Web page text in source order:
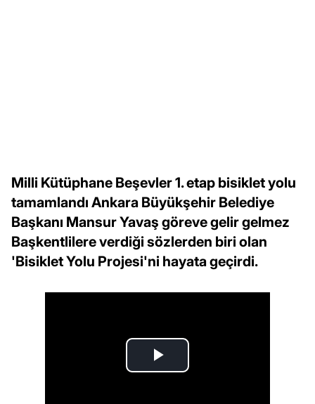
Milli Kütüphane Beşevler 1. etap bisiklet yolu
tamamlandı Ankara Büyükşehir Belediye
Başkanı Mansur Yavaş göreve gelir gelmez
Başkentlilere verdiği sözlerden biri olan
'Bisiklet Yolu Projesi'ni hayata geçirdi.